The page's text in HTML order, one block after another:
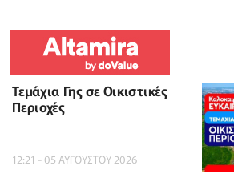
Τεμάχια Γης σε Οικιστικές
Περιοχές
12:21 - 05 ΑΥΓΟΥΣΤΟΥ 2026